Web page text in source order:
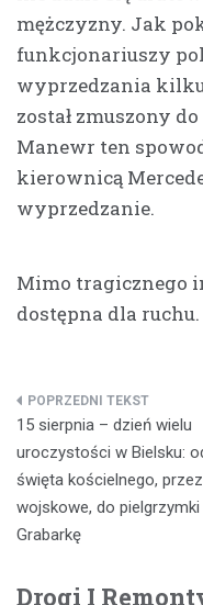
mężczyzny. Jak
funkcjonariuszy
wyprzedzania
został zmuszony
Manewr ten
kierownicą
wyprzedzanie.
Mimo tragicznego
dostępna dla ruchu.
Nawigacja
wpisu
15 sierpnia – dzień wielu
uroczystości w Bielsku:
święta kościelnego, przez
wojskowe, do pielgrzymki
Grabarkę
Drogi I